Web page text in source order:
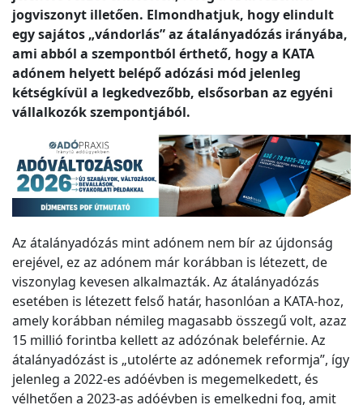
jogviszonyt illetően. Elmondhatjuk, hogy elindult
egy sajátos „vándorlás” az átalányadózás irányába,
ami abból a szempontból érthető, hogy a KATA
adónem helyett belépő adózási mód jelenleg
kétségkívül a legkedvezőbb, elsősorban az egyéni
vállalkozók szempontjából.
Az átalányadózás mint adónem nem bír az újdonság
erejével, ez az adónem már korábban is létezett, de
viszonylag kevesen alkalmazták. Az átalányadózás
esetében is létezett felső határ, hasonlóan a KATA-hoz,
amely korábban némileg magasabb összegű volt, azaz
15 millió forintba kellett az adózónak beleférnie. Az
átalányadózást is „utolérte az adónemek reformja”, így
jelenleg a 2022-es adóévben is megemelkedett, és
vélhetően a 2023-as adóévben is emelkedni fog, amit